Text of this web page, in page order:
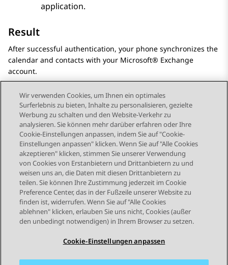
application.
Result
After successful authentication, your phone synchronizes the
calendar and contacts with your Microsoft® Exchange
account.
Send Feedback
Themennavigation
Vorheriges Thema Nächstes Thema
STAY CONNECTED
Wir verwenden Cookies, um Ihnen ein optimales
Surferlebnis zu bieten, Inhalte zu personalisieren, gezielte
Werbung zu schalten und den Website-Verkehr zu
analysieren. Sie können mehr darüber erfahren oder Ihre
Cookie-Einstellungen anpassen, indem Sie auf "Cookie-
Einstellungen anpassen" klicken. Wenn Sie auf "Alle Cookies
akzeptieren" klicken, stimmen Sie unserer Verwendung
von Cookies von Erstanbietern und Drittanbietern zu und
weisen uns an, die Daten mit diesen Drittanbietern zu
teilen. Sie können Ihre Zustimmung jederzeit im Cookie
Preference Center, das in der Fußzeile unserer Website zu
finden ist, widerrufen. Wenn Sie auf "Alle Cookies
ablehnen" klicken, erlauben Sie uns nicht, Cookies (außer
den unbedingt notwendigen) in Ihrem Browser zu setzen.
Cookie-Einstellungen anpassen